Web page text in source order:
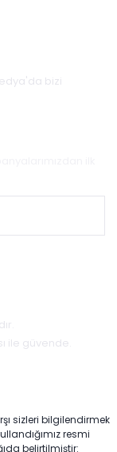
bizi
ile güvende.
sizleri bilgilendirmek
resmi
belirtilmiştir: